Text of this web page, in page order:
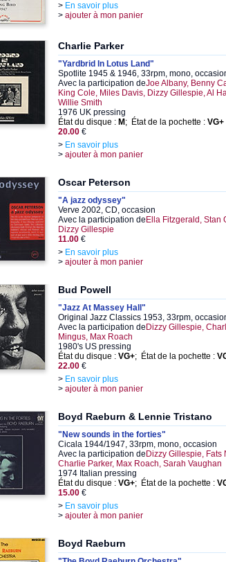
> En savoir plus
> ajouter à mon panier
Charlie Parker
"Yardbrid In Lotus Land"
Spotlite 1945 & 1946, 33rpm, mono,
Avec la participation deJoe Albany, Benny
King Cole, Miles Davis, Dizzy Gillespie, Al
Willie Smith
1976 UK pressing
État du disque : M ; État de la pochette : VG+
20.00 €
> En savoir plus
> ajouter à mon panier
Oscar Peterson
"A jazz odyssey"
Verve 2002, CD, occasion
Avec la participation de Ella Fitzgerald, Stan
Dizzy Gillespie
11.00 €
> En savoir plus
> ajouter à mon panier
Bud Powell
"Jazz At Massey Hall"
Original Jazz Classics 1953, 33rpm,
Avec la participation de Dizzy Gillespie,
Mingus, Max Roach
1980's US pressing
État du disque : VG+; État de la pochette :
22.00 €
> En savoir plus
> ajouter à mon panier
Boyd Raeburn & Lennie Tristano
"New sounds in the forties"
Cicala 1944/1947, 33rpm, mono, occasion
Avec la participation de Dizzy Gillespie, Fats
Charlie Parker, Max Roach, Sarah Vaughan
1974 Italian pressing
État du disque : VG+; État de la pochette :
15.00 €
> En savoir plus
> ajouter à mon panier
Boyd Raeburn